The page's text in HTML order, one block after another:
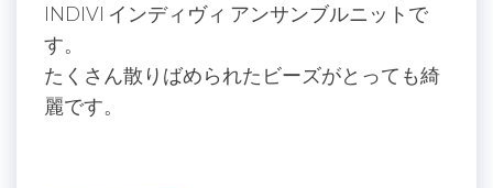
INDIVI インディヴィ アンサンブルニットで
す。
たくさん散りばめられたビーズがとっても綺
麗です。